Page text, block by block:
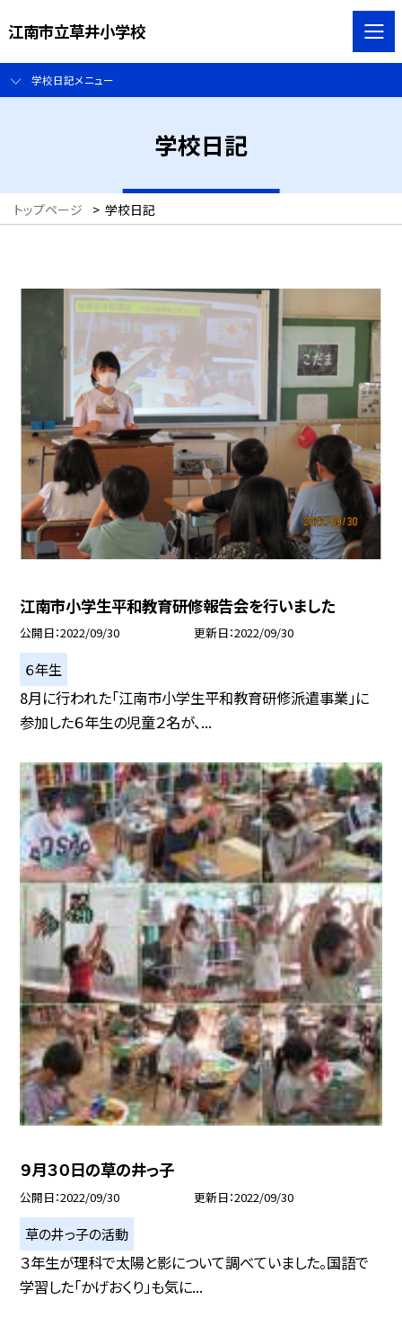
江南市立草井小学校
学校日記メニュー
学校日記
トップページ > 学校日記
江南市小学生平和教育研修報告会を行いました
公開日 2022/09/30 更新日 2022/09/30
６年生
8月に行われた「江南市小学生平和教育研修派遣事業」に
参加した６年生の児童２名が、...
９月３０日の草の井っ子
公開日 2022/09/30 更新日 2022/09/30
草の井っ子の活動
３年生が理科で太陽と影について調べていました。国語で
学習した「かげおくり」も気に...